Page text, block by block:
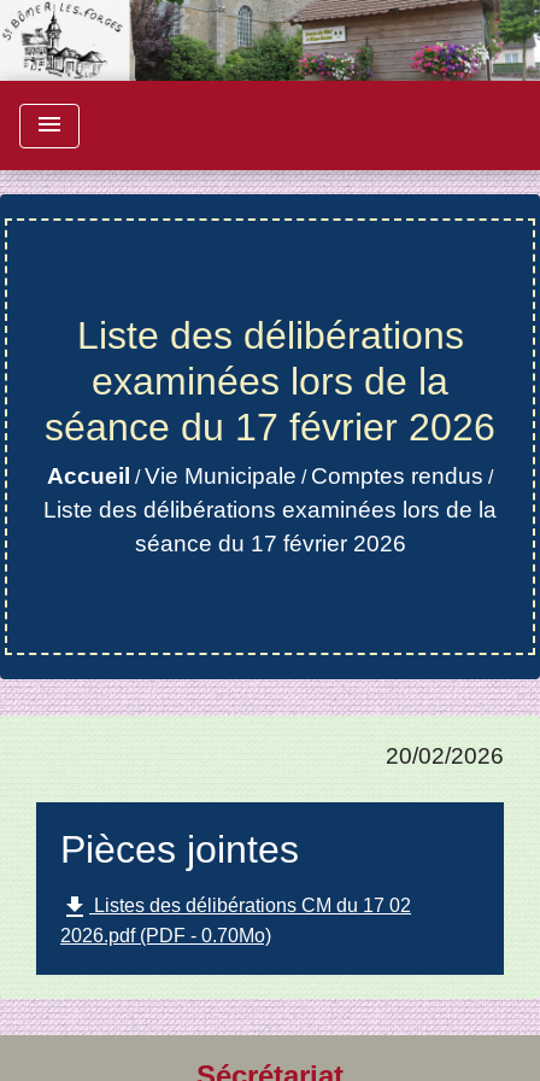
menu
Liste des délibérations
examinées lors de la
séance du 17 février 2026
Accueil /Vie Municipale / Comptes rendus /
Liste des délibérations examinées lors de la
séance du 17 février 2026
20/02/2026
Pièces jointes
file_download
Listes des délibérations CM du 17 02
2026.pdf (PDF - 0.70Mo)